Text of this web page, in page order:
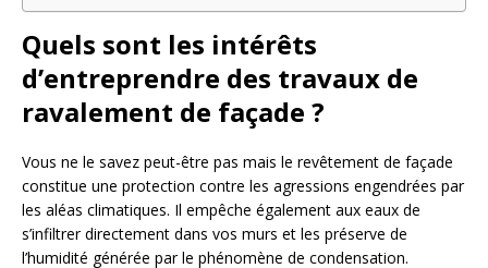
Quels sont les intérêts
d’entreprendre des travaux de
ravalement de façade ?
Vous ne le savez peut-être pas mais le revêtement de façade
constitue une protection contre les agressions engendrées par
les aléas climatiques. Il empêche également aux eaux de
s’infiltrer directement dans vos murs et les préserve de
l’humidité générée par le phénomène de condensation.